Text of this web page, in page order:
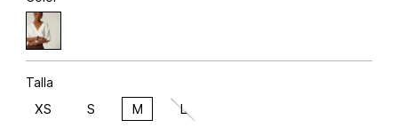
Talla
XS S M L